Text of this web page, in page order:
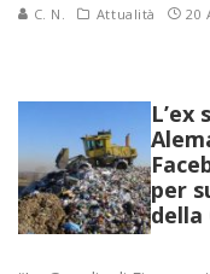
C. N. Attualità 20
L’ex
per
della